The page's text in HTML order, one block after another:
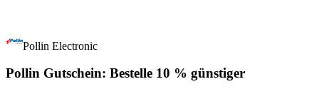
Pollin Electronic
Pollin Gutschein: Bestelle 10 % günstiger